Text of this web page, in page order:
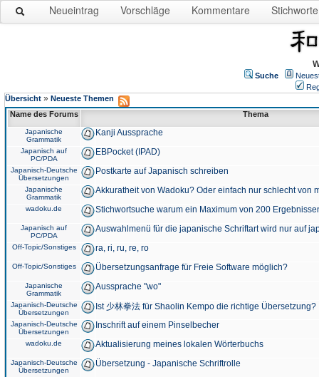
Neueintrag Vorschläge Kommentare Stichworte
Suche
Übersicht » Neueste Themen
Name des Forums
Thema
Japanische
Grammatik
Kanji Aussprache
Japanisch auf
PC/PDA
EBPocket (IPAD)
Japanisch-Deutsche
Übersetzungen
Postkarte auf Japanisch schreiben
Japanische
Grammatik
Akkuratheit von Wadoku? Oder einfach nur schlecht von
wadoku.de Stichwortsuche warum ein Maximum von 200
Japanisch auf
PC/PDA
Auswahlmenü für die japanische Schriftart wird nur auf
Off-Topic/Sonstiges ra, ri, ru, re, ro
Off-Topic/Sonstiges Übersetzungsanfrage für Freie Software möglich?
Japanische
Grammatik
Aussprache "wo"
Japanisch-Deutsche
Übersetzungen
Ist 少林拳法 für Shaolin Kempo die richtige Übersetzung?
Japanisch-Deutsche
Übersetzungen
Inschrift auf einem Pinselbecher
wadoku.de Aktualisierung meines lokalen Wörterbuchs
Japanisch-Deutsche
Übersetzungen
Übersetzung - Japanische Schriftrolle